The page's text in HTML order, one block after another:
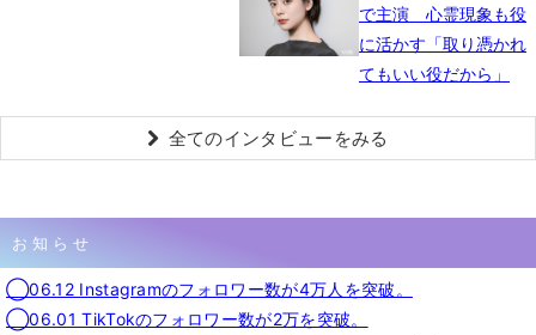
で主演 心霊現象も役
に活かす「取り憑かれ
てもいい役だから」
全てのインタビューをみる
お知らせ
◯06.12 Instagramのフォロワー数が4万人を突破。
◯06.01 TikTokのフォロワー数が2万を突破。